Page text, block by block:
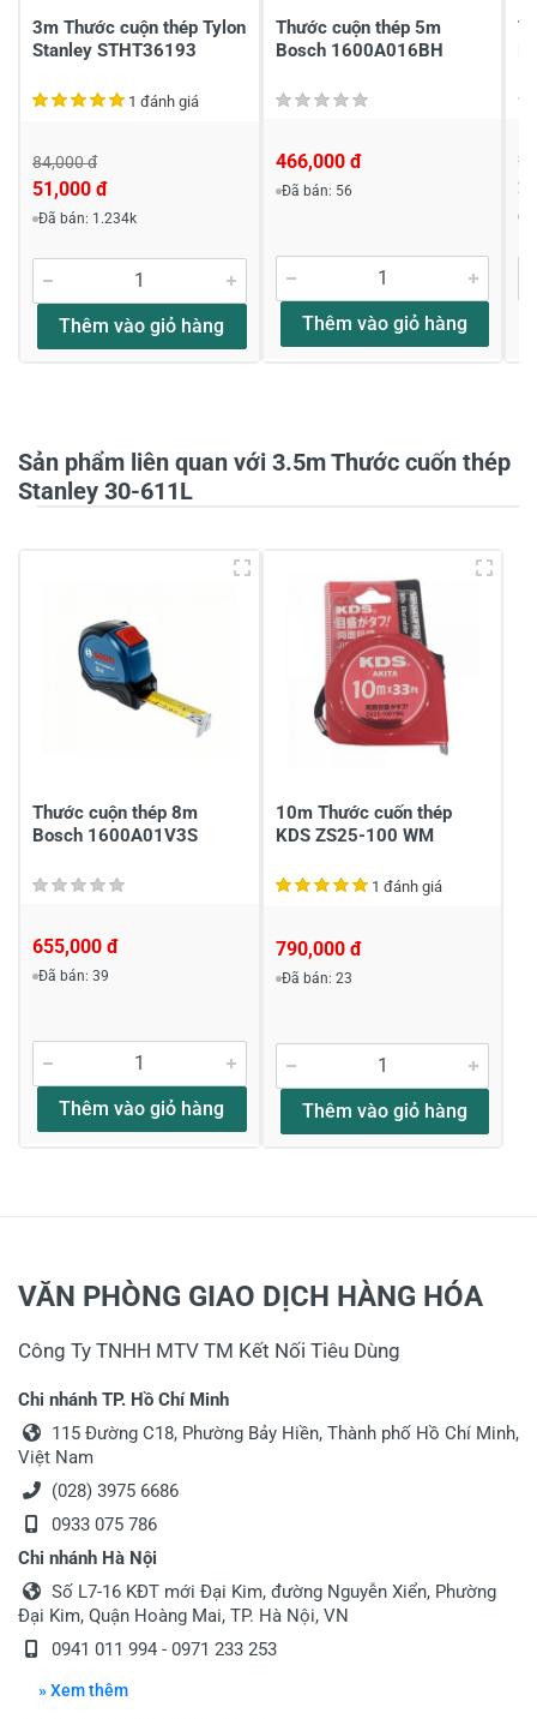
Viết nhận xét về sản phẩm
Đánh giá sao
Tiêu đề của nhận xét *
Viết nhận xét của bạn vào bên dưới
Gửi nhận xét
3m Thước cuộn thép Tylon
Stanley STHT36193
1 đánh giá
84,000 đ
51,000 đ
Đã bán: 1.234k
Thêm vào giỏ hàng
Thước cuộn thép 5m
Bosch 1600A016BH
466,000 đ
Đã bán: 56
Thêm vào giỏ hàng
Sản phẩm liên quan với 3.5m Thước cuốn thép
Stanley 30-611L
Thước cuộn thép 8m
Bosch 1600A01V3S
655,000 đ
Đã bán: 39
Thêm vào giỏ hàng
10m Thước cuốn thép
KDS ZS25-100 WM
1 đánh giá
790,000 đ
Đã bán: 23
Thêm vào giỏ hàng
VĂN PHÒNG GIAO DỊCH HÀNG HÓA
Công Ty TNHH MTV TM Kết Nối Tiêu Dùng
Chi nhánh TP. Hồ Chí Minh
115 Đường C18, Phường Bảy Hiền, Thành phố Hồ Chí Minh,
Việt Nam
(028) 3975 6686
0933 075 786
Chi nhánh Hà Nội
Số L7-16 KĐT mới Đại Kim, đường Nguyễn Xiển, Phường
Đại Kim, Quận Hoàng Mai, TP. Hà Nội, VN
0941 011 994 - 0971 233 253
» Xem thêm